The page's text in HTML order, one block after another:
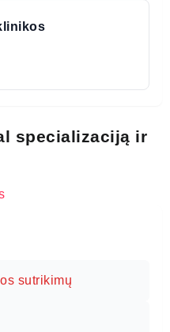
specializaciją ir
sutrikimų